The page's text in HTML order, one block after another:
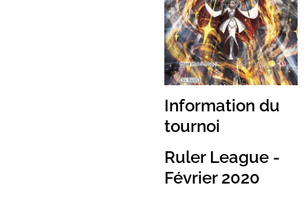
Information du
tournoi
Ruler League -
Février 2020